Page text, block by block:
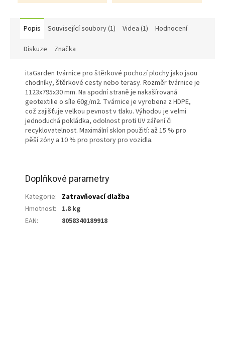
Popis Související soubory (1) Videa (1) Hodnocení
Diskuze Značka
itaGarden tvárnice pro štěrkové pochozí plochy jako jsou
chodníky, štěrkové cesty nebo terasy. Rozměr tvárnice je
1123x795x30 mm. Na spodní straně je nakašírovaná
geotextilie o síle 60g/m2. Tvárnice je vyrobena z HDPE,
což zajišťuje velkou pevnost v tlaku. Výhodou je velmi
jednoduchá pokládka, odolnost proti UV záření či
recyklovatelnost. Maximální sklon použití: až 15 % pro
pěší zóny a 10 % pro prostory pro vozidla.
Doplňkové parametry
Kategorie: Zatravňovací dlažba
Hmotnost:
1.8 kg
EAN: 8058340189918